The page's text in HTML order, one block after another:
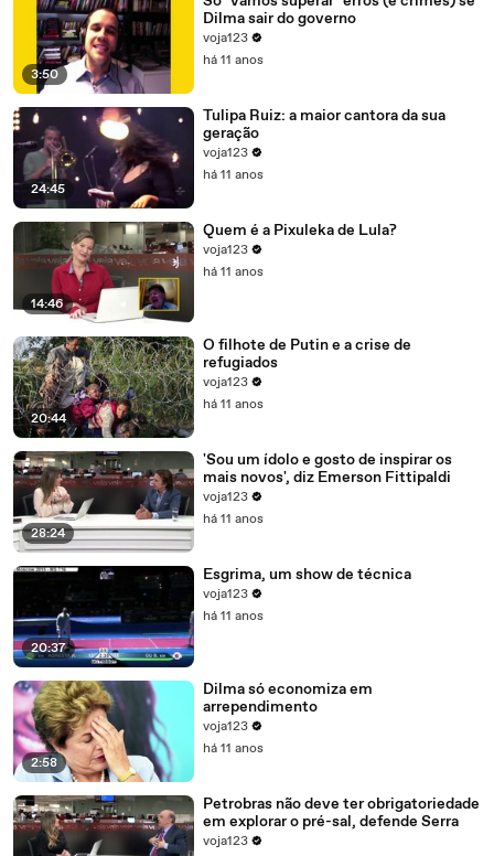
3:50
Dilma sair do governo
voja123
há 11 anos
24:45
Tulipa Ruiz: a maior cantora da sua
geração
voja123
há 11 anos
14:46
Quem é a Pixuleka de Lula?
voja123
há 11 anos
20:44
O filhote de Putin e a crise de
refugiados
voja123
há 11 anos
28:24
'Sou um ídolo e gosto de inspirar os
mais novos', diz Emerson Fittipaldi
voja123
há 11 anos
20:37
Esgrima, um show de técnica
voja123
há 11 anos
2:58
Dilma só economiza em
arrependimento
voja123
há 11 anos
Petrobras não deve ter obrigatoriedade
em explorar o pré-sal, defende Serra
voja123